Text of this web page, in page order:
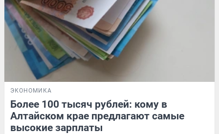
ЭКОНОМИКА
Более 100 тысяч рублей: кому в
Алтайском крае предлагают самые
высокие зарплаты